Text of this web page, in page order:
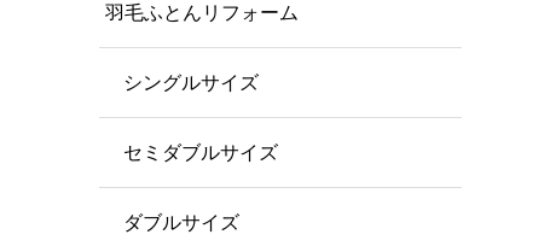
羽毛ふとんリフォーム
シングルサイズ
セミダブルサイズ
ダブルサイズ